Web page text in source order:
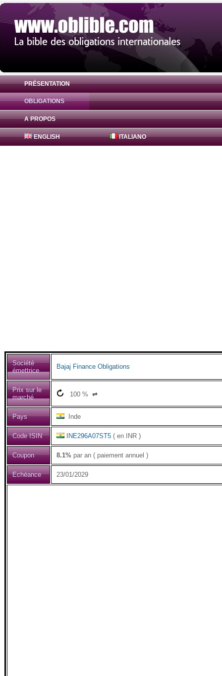
PRÉSENTATION
OBLIGATIONS
A PROPOS
ENGLISH ITALIANO
Obligation Bajaj Finance Obligations 8.1%
Société
émettrice
Bajaj Finance Obligations
Prix sur le
marché
100 % ⇌
Pays Inde
Code ISIN INE296A07ST5 ( en INR )
Coupon 8.1% par an ( paiement annuel )
Echéance 23/01/2029